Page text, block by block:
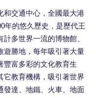
和交通中心，全國最大港
年的悠久歷史，是歷代王
多世界一流的博物館、
遊勝地，每年吸引著大量
豐富多彩的文化教育生
它教育機構，吸引著世界
發達、地鐵、火車、地面